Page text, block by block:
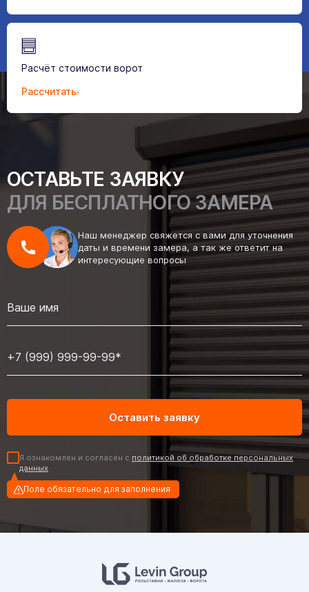
Расчёт стоимости ворот
Рассчитать
ОСТАВЬТЕ ЗАЯВКУ
ДЛЯ БЕСПЛАТНОГО ЗАМЕРА
Наш менеджер свяжется с вами для уточнения
даты и времени замера, а так же ответит на
интересующие вопросы
Я ознакомлен и согласен с политикой об обработке персональных
данных
Поле обязательно для заполнения